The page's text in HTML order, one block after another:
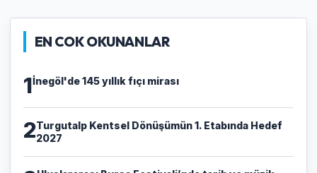
EN COK OKUNANLAR
1İnegöl'de 145 yıllık fıçı mirası
2Turgutalp Kentsel Dönüşümün 1. Etabında Hedef
2027